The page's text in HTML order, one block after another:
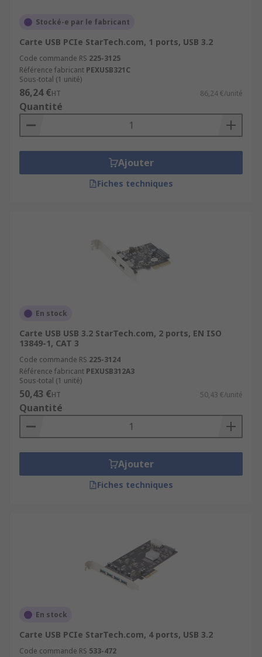
Stocké-e par le fabricant
Carte USB PCIe StarTech.com, 1 ports, USB 3.2
Code commande RS 225-3125
Référence fabricant PEXUSB321C
Sous-total (1 unité)
86,24 €HT 86,24 €/unité
Quantité
Ajouter
Fiches techniques
En stock
Carte USB USB 3.2 StarTech.com, 2 ports, EN ISO
13849-1, CAT 3
Code commande RS 225-3124
Référence fabricant PEXUSB312A3
Sous-total (1 unité)
50,43 €HT 50,43 €/unité
Quantité
Ajouter
Fiches techniques
En stock
Carte USB PCIe StarTech.com, 4 ports, USB 3.2
Code commande RS 533-472